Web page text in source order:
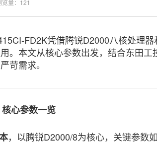
览量：121
FD2K凭借腾锐D2000八核处理
。本文从核心参数出发，结合东田
苛需求。
心参数一览
，以腾锐D2000/8为核心，关键参数